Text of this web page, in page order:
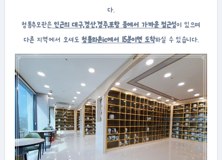
다.
청통추모관은인근의 대구,경산,경주,포항 등에서 가까운 접근성이 있으며
다른 지역에서 오셔도 청통와촌ic에서 15분이면 도착하실 수 있습니다.